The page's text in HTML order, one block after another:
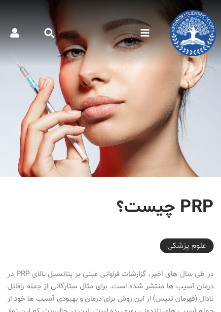
PRP چیست؟
2016-08-03T21:07:52+04:30
علوم پزشكی
در طی سال های اخیر، گزارشات فراوانی مبنی بر پتانسیل بالای PRP در
درمان آسیب ها منتشر شده است. برای مثال ستارگانی از جمله رافائل
نادال (قهرمان تنیس) از این روش برای درمان و بهبودی آسیب ها خود از